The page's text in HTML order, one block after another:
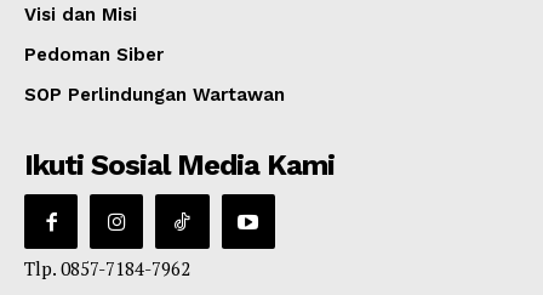
Visi dan Misi
Pedoman Siber
SOP Perlindungan Wartawan
Ikuti Sosial Media Kami
Tlp. 0857-7184-7962